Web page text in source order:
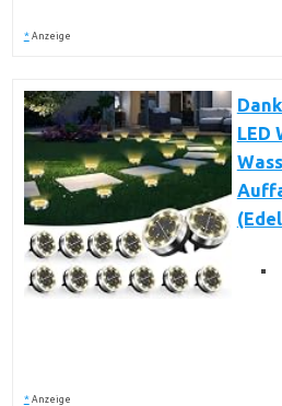
* Anzeige
LED
* Anzeige